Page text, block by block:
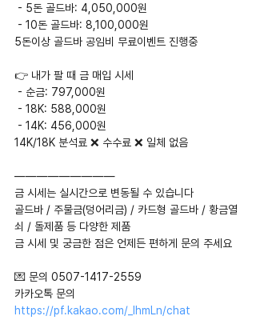
- 5돈 골드바: 4,050,000원
- 10돈 골드바: 8,100,000원
5돈이상 골드바 공임비 무료이벤트 진행중
👉 내가 팔 때 금 매입 시세
- 순금: 797,000원
- 18K: 588,000원
- 14K: 456,000원
14K/18K 분석료 ❌ 수수료 ❌ 일체 없음
—————————
금 시세는 실시간으로 변동될 수 있습니다
골드바 / 주물금(덩어리금) / 카드형 골드바 / 황금열
쇠 / 돌제품 등 다양한 제품
금 시세 및 궁금한 점은 언제든 편하게 문의 주세요
💌 문의 0507-1417-2559
카카오톡 문의
https://pf.kakao.com/_IhmLn/chat